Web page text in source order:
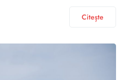
Citește